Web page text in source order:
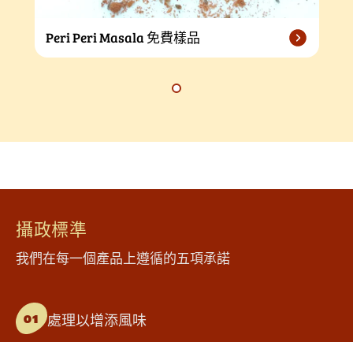
Peri Peri Masala 免費樣品
攝政標準
我們在每一個產品上遵循的五項承諾
01 處理以增添風味